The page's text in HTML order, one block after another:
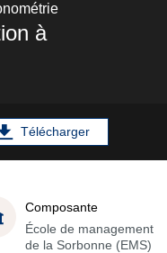
à
Télécharger
Composante
École de management
de la Sorbonne (EMS)